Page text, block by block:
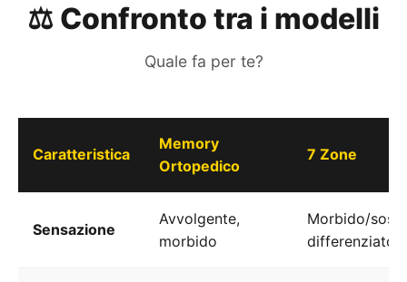
⚖️ Confronto tra i modelli
Quale fa per te?
Caratteristica
Memory
Ortopedico
7 Zone
Sensazione
Avvolgente,
morbido
Morbido/
differenziato